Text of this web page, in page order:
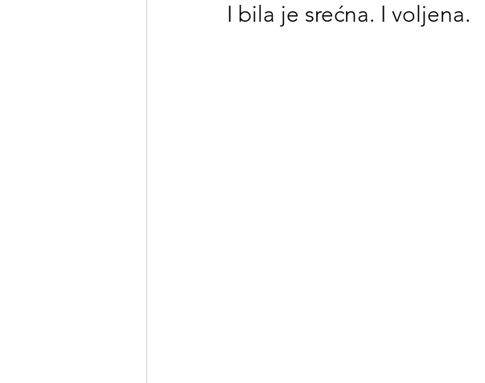
I bila je srećna. I voljena.